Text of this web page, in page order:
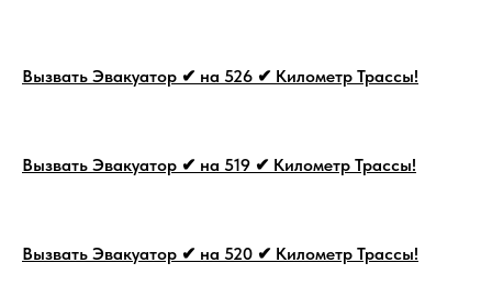
Вызвать Эвакуатор ✔ на 526 ✔ Километр Трассы!
Вызвать Эвакуатор ✔ на 519 ✔ Километр Трассы!
Вызвать Эвакуатор ✔ на 520 ✔ Километр Трассы!